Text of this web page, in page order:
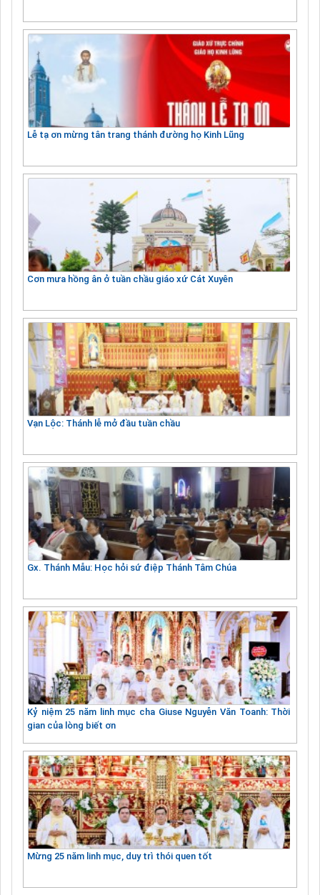
Lễ tạ ơn mừng tân trang thánh đường họ Kinh Lũng
Cơn mưa hồng ân ở tuần chầu giáo xứ Cát Xuyên
Vạn Lộc: Thánh lễ mở đầu tuần chầu
Gx. Thánh Mẫu: Học hỏi sứ điệp Thánh Tâm Chúa
Kỷ niệm 25 năm linh mục cha Giuse Nguyễn Văn Toanh: Thời
gian của lòng biết ơn
Mừng 25 năm linh mục, duy trì thói quen tốt